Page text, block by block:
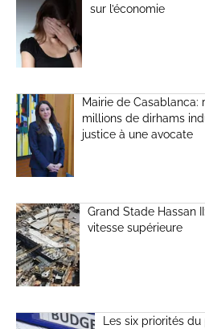
sur l’économie
Mairie de Casablanca:
millions de dirhams
justice à une avocate
Grand Stade Hassan
vitesse supérieure
Les six priorités